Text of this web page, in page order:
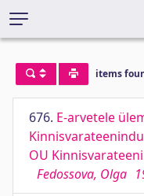
items
676. E-arvetele
OU
Fedossova, Olga